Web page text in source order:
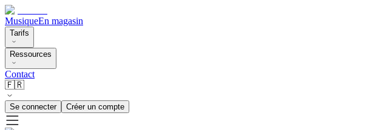
MusiqueEn magasin
Tarifs
Ressources
Contact
🇫🇷
Se connecter Créer un compte